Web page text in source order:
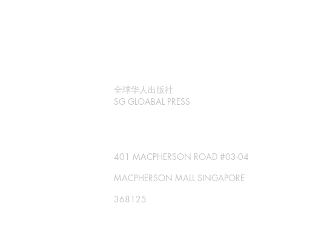
全球华人出版社
SG GLOABAL PRESS
401 MACPHERSON ROAD #03-04
MACPHERSON MALL SINGAPORE
368125